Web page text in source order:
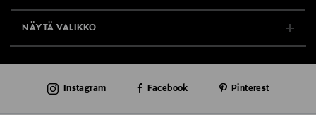
NÄYTÄ VALIKKO
AJANKOHTAISTA
Instagram Facebook Pinterest